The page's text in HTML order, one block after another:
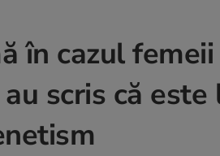
în cazul
scris că este